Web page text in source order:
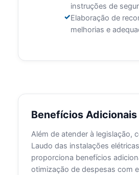
instruções de
Elaboração de
melhorias e
Benefícios Adicionais
Além de atender à legislação,
Laudo das instalações
proporciona benefícios
otimização de despesas com